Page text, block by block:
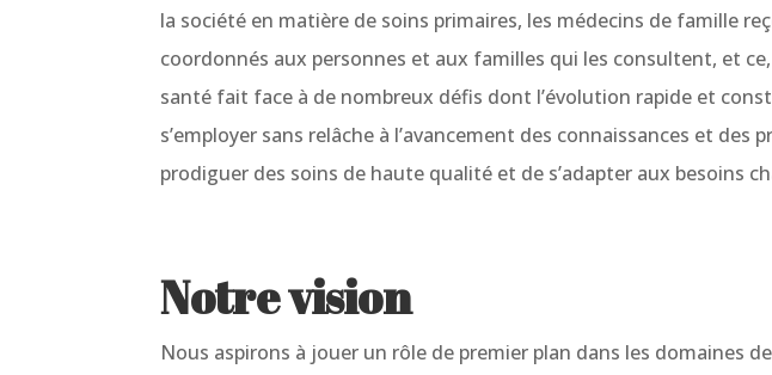
la société en matière de soins primaires, les médecins de famille
coordonnés aux personnes et aux familles qui les consultent, et
santé fait face à de nombreux défis dont l’évolution rapide et
s’employer sans relâche à l’avancement des connaissances et
prodiguer des soins de haute qualité et de s’adapter aux besoins
Notre vision
Nous aspirons à jouer un rôle de premier plan dans les domaines